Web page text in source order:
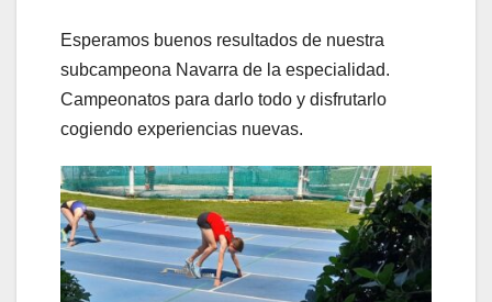
Esperamos buenos resultados de nuestra
subcampeona Navarra de la especialidad.
Campeonatos para darlo todo y disfrutarlo
cogiendo experiencias nuevas.